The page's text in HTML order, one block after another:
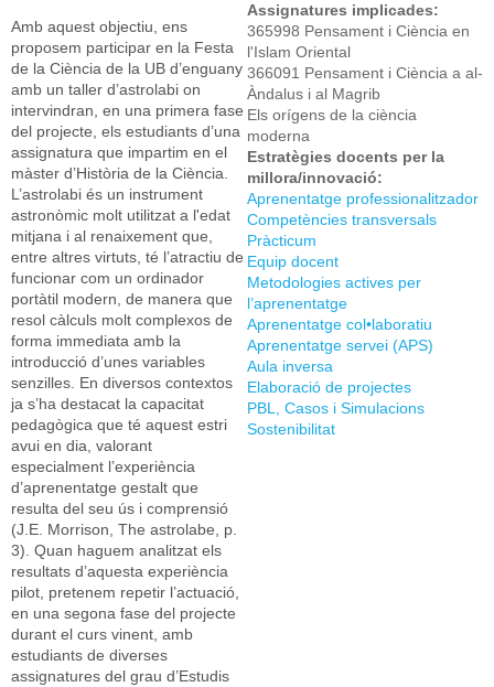
Amb aquest objectiu, ens
proposem participar en la Festa
de la Ciència de la UB d’enguany
amb un taller d’astrolabi on
intervindran, en una primera fase
del projecte, els estudiants d’una
assignatura que impartim en el
màster d’Història de la Ciència.
L’astrolabi és un instrument
astronòmic molt utilitzat a l'edat
mitjana i al renaixement que,
entre altres virtuts, té l’atractiu de
funcionar com un ordinador
portàtil modern, de manera que
resol càlculs molt complexos de
forma immediata amb la
introducció d’unes variables
senzilles. En diversos contextos
ja s’ha destacat la capacitat
pedagògica que té aquest estri
avui en dia, valorant
especialment l’experiència
d’aprenentatge gestalt que
resulta del seu ús i comprensió
(J.E. Morrison, The astrolabe, p.
3). Quan haguem analitzat els
resultats d’aquesta experiència
pilot, pretenem repetir l’actuació,
en una segona fase del projecte
durant el curs vinent, amb
estudiants de diverses
assignatures del grau d’Estudis
Assignatures implicades:
365998 Pensament i Ciència en
l'Islam Oriental
366091 Pensament i Ciència a al-
Àndalus i al Magrib
Els orígens de la ciència
moderna
Estratègies docents per la
millora/innovació:
Aprenentatge professionalitzador
Competències transversals
Pràcticum
Equip docent
Metodologies actives per
l’aprenentatge
Aprenentatge col•laboratiu
Aprenentatge servei (APS)
Aula inversa
Elaboració de projectes
PBL, Casos i Simulacions
Sostenibilitat